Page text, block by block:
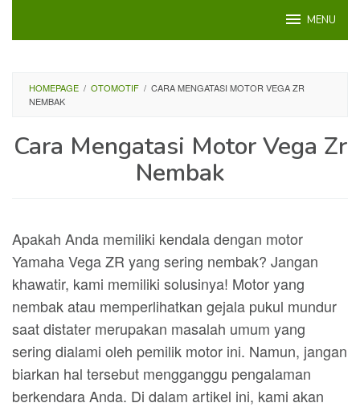
MENU
HOMEPAGE / OTOMOTIF / CARA MENGATASI MOTOR VEGA ZR
NEMBAK
Cara Mengatasi Motor Vega Zr
Nembak
Apakah Anda memiliki kendala dengan motor
Yamaha Vega ZR yang sering nembak? Jangan
khawatir, kami memiliki solusinya! Motor yang
nembak atau memperlihatkan gejala pukul mundur
saat distater merupakan masalah umum yang
sering dialami oleh pemilik motor ini. Namun, jangan
biarkan hal tersebut mengganggu pengalaman
berkendara Anda. Di dalam artikel ini, kami akan